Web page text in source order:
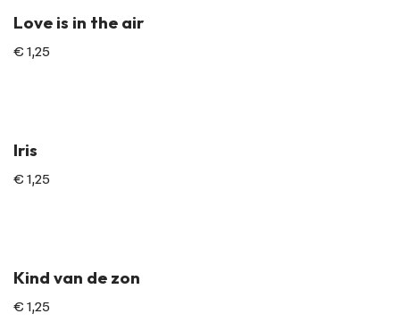
Love is in the air
€ 1,25
Iris
€ 1,25
Kind van de zon
€ 1,25